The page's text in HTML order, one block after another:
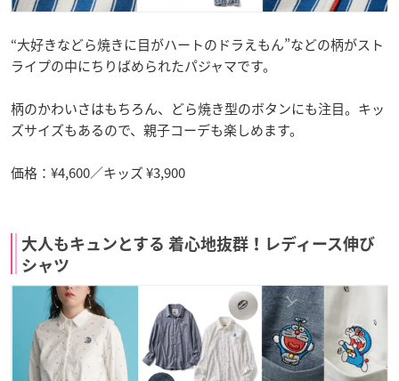
“大好きなどら焼きに目がハートのドラえもん”などの柄がスト
ライプの中にちりばめられたパジャマです。
柄のかわいさはもちろん、どら焼き型のボタンにも注目。キッ
ズサイズもあるので、親子コーデも楽しめます。
価格：¥4,600／キッズ ¥3,900
大人もキュンとする 着心地抜群！レディース伸び
シャツ